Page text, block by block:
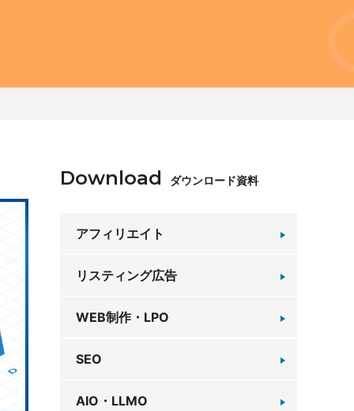
Download ダウンロード資料
アフィリエイト
リスティング広告
WEB制作・LPO
SEO
AIO・LLMO